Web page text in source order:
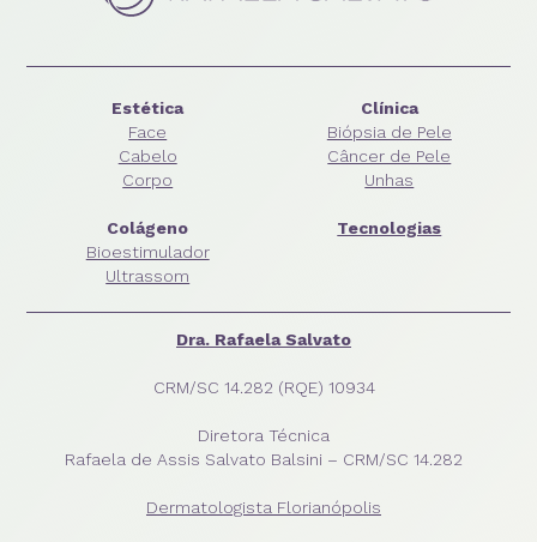
Estética
Face
Cabelo
Corpo
Colágeno
Bioestimulador
Ultrassom
Clínica
Biópsia de Pele
Câncer de Pele
Unhas
Tecnologias
Dra. Rafaela Salvato
CRM/SC 14.282 (RQE) 10934
Diretora Técnica
Rafaela de Assis Salvato Balsini – CRM/SC 14.282
Dermatologista Florianópolis